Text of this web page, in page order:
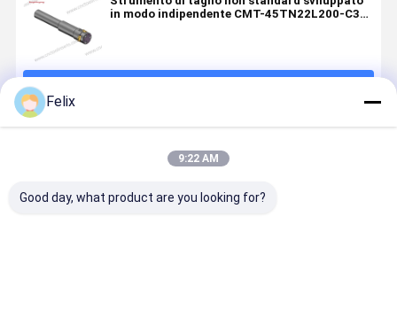
in modo indipendente CMT-45TN22L200-C32
Prodotti Raccomandati
Felix
9:22 AM
Good day, what product are you looking for?